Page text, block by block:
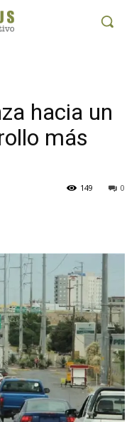
hacia un
más
0
149